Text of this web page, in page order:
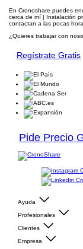
En Cronoshare puedes
cerca de mí | Instalación
contactan a las pocas
¿Quieres trabajar con
Regístrate Gratis
Pide Precio
Ayuda
Profesionales
Clientes
Empresa